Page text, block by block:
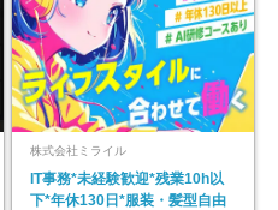
株式会社ミライル
IT事務*未経験歓迎*残業10h以
下*年休130日*服装・髪型自由